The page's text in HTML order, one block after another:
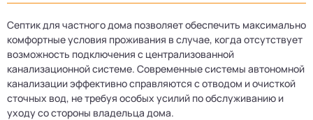
Септик для частного дома позволяет обеспечить максимально
комфортные условия проживания в случае, когда отсутствует
возможность подключения с централизованной
канализационной системе. Современные системы автономной
канализации эффективно справляются с отводом и очисткой
сточных вод, не требуя особых усилий по обслуживанию и
уходу со стороны владельца дома.